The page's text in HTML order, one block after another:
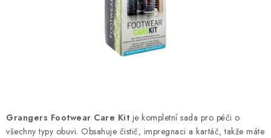
DOPLŇKY A PŘÍSLUŠENSTVÍ
O nás
Blog
Grangers Footwear Care Kit je kompletní sada pro péči o
všechny typy obuvi. Obsahuje čistič, impregnaci a kartáč, takže máte